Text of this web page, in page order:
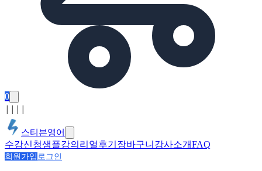
0
스티븐영어
수강신청샘플강의 리얼후기 장바구니 강사소개FAQ
회원가입 로그인